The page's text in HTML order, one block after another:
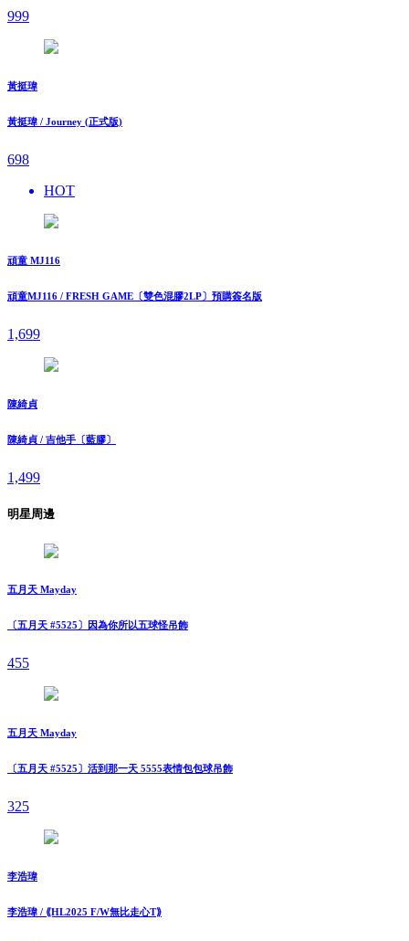
999
黃挺瑋
黃挺瑋 / Journey (正式版)
698
HOT
頑童 MJ116
頑童MJ116 / FRESH GAME〔雙色混膠2LP〕預購簽名版
1,699
陳綺貞
陳綺貞 / 吉他手〔藍膠〕
1,499
明星周邊
五月天 Mayday
〔五月天 #5525〕因為你所以五球怪吊飾
455
五月天 Mayday
〔五月天 #5525〕活到那一天 5555表情包包球吊飾
325
李浩瑋
李浩瑋 / ⟪HL2025 F/W無比走⼼T⟫